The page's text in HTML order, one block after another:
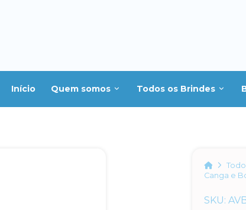
Início Quem somos Todos os Brindes
Home
Canga e
SKU: